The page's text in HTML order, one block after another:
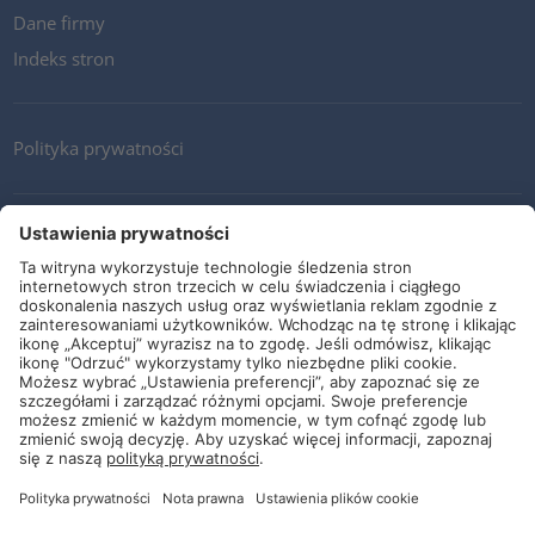
Dane firmy
Indeks stron
Polityka prywatności
Kontakt
Newsletter
Ogólne warunki i dostawy
Wytyczne i zobowiązania
Media społecznościowe